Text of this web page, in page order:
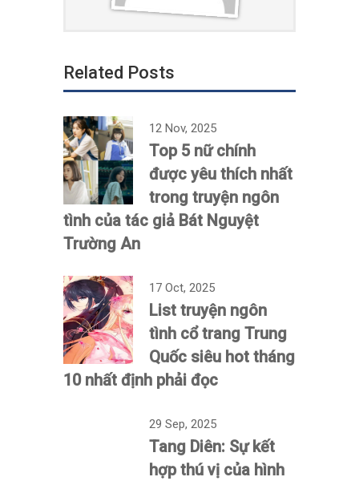
Related Posts
12 Nov, 2025
Top 5 nữ chính
được yêu thích nhất
trong truyện ngôn
tình của tác giả Bát Nguyệt
Trường An
17 Oct, 2025
List truyện ngôn
tình cổ trang Trung
Quốc siêu hot tháng
10 nhất định phải đọc
29 Sep, 2025
Tang Diên: Sự kết
hợp thú vị của hình